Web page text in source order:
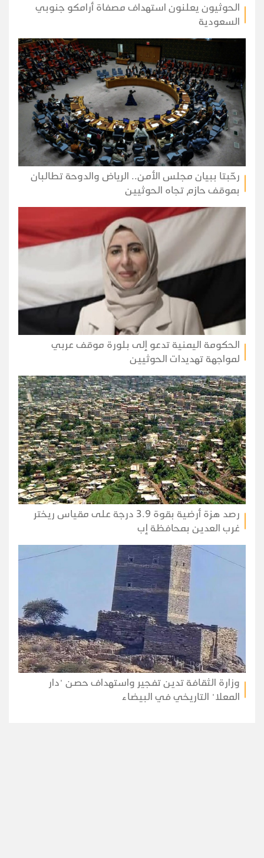
الحوثيون يعلنون استهداف مصفاة أرامكو جنوبي
السعودية
رحّبتا ببيان مجلس الأمن.. الرياض والدوحة تطالبان
بموقف حازم تجاه الحوثيين
الحكومة اليمنية تدعو إلى بلورة موقف عربي
لمواجهة تهديدات الحوثيين
رصد هزة أرضية بقوة 3.9 درجة على مقياس ريختر
غرب العدين بمحافظة إب
وزارة الثقافة تدين تفجير واستهداف حصن "دار
المعلا" التاريخي في البيضاء